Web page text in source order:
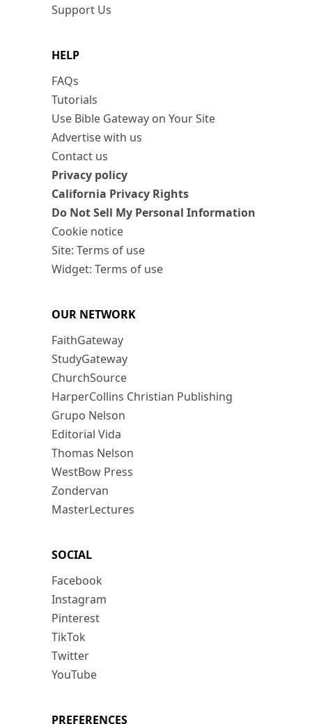
Support Us
HELP
FAQs
Tutorials
Use Bible Gateway on Your Site
Advertise with us
Contact us
Privacy policy
California Privacy Rights
Do Not Sell My Personal Information
Cookie notice
Site: Terms of use
Widget: Terms of use
OUR NETWORK
FaithGateway
StudyGateway
ChurchSource
HarperCollins Christian Publishing
Grupo Nelson
Editorial Vida
Thomas Nelson
WestBow Press
Zondervan
MasterLectures
SOCIAL
Facebook
Instagram
Pinterest
TikTok
Twitter
YouTube
PREFERENCES